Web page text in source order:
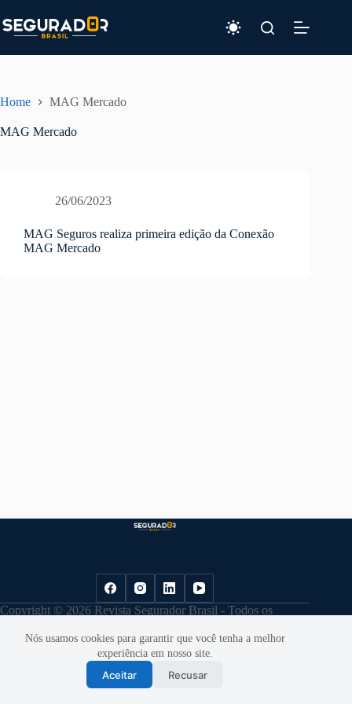
para
o
Nós usamos cookies para garantir que você tenha a melhor
experiência em nosso site.
Aceitar Recusar
Home MAG Mercado
MAG Mercado
26/06/2023
MAG Seguros realiza primeira edição da Conexão
MAG Mercado
Copyright © 2026 Revista Segurador Brasil - Todos os
Desenvolvido por